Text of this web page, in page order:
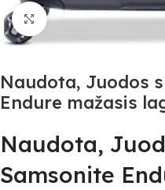
Click to enlarge
Naudota, Juodos
Endure mažasis
Naudota,
Samsonite